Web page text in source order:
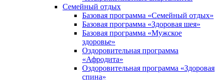
Семейный отдых
Базовая программа «Семейный отдых»
Базовая программа «Здоровая шея»
Базовая программа «Мужское
здоровье»
Оздоровительная программа
«Афродита»
Оздоровительная программа «Здоровая
спина»